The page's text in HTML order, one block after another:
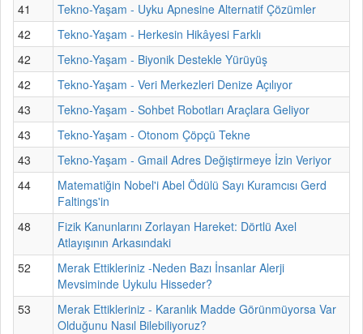
41
Tekno-Yaşam - Uyku Apnesine Alternatif Çözümler
42
Tekno-Yaşam - Herkesin Hikâyesi Farklı
42
Tekno-Yaşam - Biyonik Destekle Yürüyüş
42
Tekno-Yaşam - Veri Merkezleri Denize Açılıyor
43
Tekno-Yaşam - Sohbet Robotları Araçlara Geliyor
43
Tekno-Yaşam - Otonom Çöpçü Tekne
43
Tekno-Yaşam - Gmail Adres Değiştirmeye İzin Veriyor
44
Matematiğin Nobel'i Abel Ödülü Sayı Kuramcısı Gerd
Faltings'in
48
Fizik Kanunlarını Zorlayan Hareket: Dörtlü Axel
Atlayışının Arkasındaki
52
Merak Ettikleriniz -Neden Bazı İnsanlar Alerji
Mevsiminde Uykulu Hisseder?
53
Merak Ettikleriniz - Karanlık Madde Görünmüyorsa Var
Olduğunu Nasıl Bilebiliyoruz?